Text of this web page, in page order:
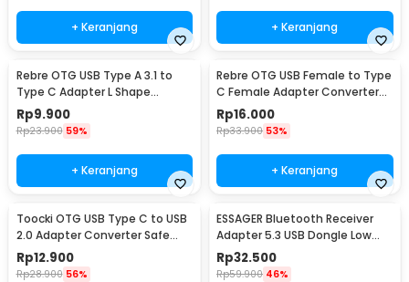
+ Keranjang + Keranjang
Rebre OTG USB Type A 3.1 to
Type C Adapter L Shape
10Gbps 120W - RB15
Rp9.900
Rp23.900 59%
+ Keranjang
Rebre OTG USB Female to Type
C Female Adapter Converter
10Gbps 120W - RB17
Rp16.000
Rp33.900 53%
+ Keranjang
Toocki OTG USB Type C to USB
2.0 Adapter Converter Safe
Transmission - TZJTCA-XY01
Rp12.900
Rp28.900 56%
ESSAGER Bluetooth Receiver
Adapter 5.3 USB Dongle Low
Latency - EBT53-BH01-P
Rp32.500
Rp59.900 46%